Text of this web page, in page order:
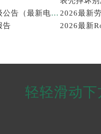
2026年劳力士大中华区售后服务体系全面升级公告（最新电话及地址） 2026最新
告
2026最新
轻轻滑动